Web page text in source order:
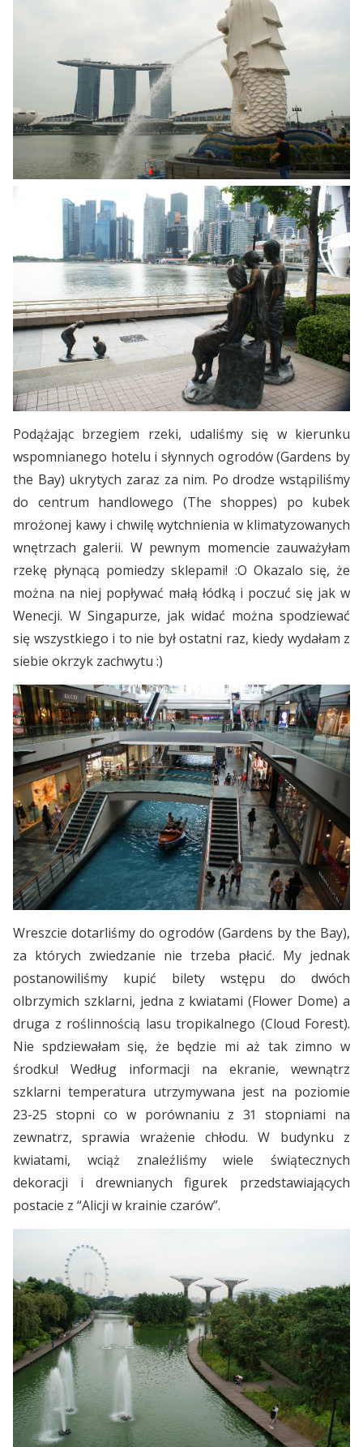
Podążając brzegiem rzeki, udaliśmy się w kierunku
wspomnianego hotelu i słynnych ogrodów (Gardens by
the Bay) ukrytych zaraz za nim. Po drodze wstąpiliśmy
do centrum handlowego (The shoppes) po kubek
mrożonej kawy i chwilę wytchnienia w klimatyzowanych
wnętrzach galerii. W pewnym momencie zauważyłam
rzekę płynącą pomiedzy sklepami! :O Okazalo się, że
można na niej popływać małą łódką i poczuć się jak w
Wenecji. W Singapurze, jak widać można spodziewać
się wszystkiego i to nie był ostatni raz, kiedy wydałam z
siebie okrzyk zachwytu :)
Wreszcie dotarliśmy do ogrodów (Gardens by the Bay),
za których zwiedzanie nie trzeba płacić. My jednak
postanowiliśmy kupić bilety wstępu do dwóch
olbrzymich szklarni, jedna z kwiatami (Flower Dome) a
druga z roślinnością lasu tropikalnego (Cloud Forest).
Nie spdziewałam się, że będzie mi aż tak zimno w
środku! Według informacji na ekranie, wewnątrz
szklarni temperatura utrzymywana jest na poziomie
23-25 stopni co w porównaniu z 31 stopniami na
zewnatrz, sprawia wrażenie chłodu. W budynku z
kwiatami, wciąż znaleźliśmy wiele świątecznych
dekoracji i drewnianych figurek przedstawiających
postacie z “Alicji w krainie czarów”.